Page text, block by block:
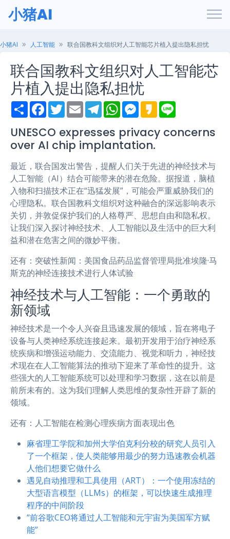
小猪AI
小猪AI 人工智能 联合国教科文组织对人工智能芯片植入提出隐私担忧
联合国教科文组织对人工智能芯
片植入提出隐私担忧
S
h
r
e
F
a
e
b
o
k
T
w
t
t
e
E
m
i
l
T
e
e
g
r
m
W
h
t
s
A
p
M
e
s
e
n
e
r
K
a
a
o
e
UNESCO expresses privacy concerns
over AI chip implantation.
最近，联合国发出警告，提醒人们关于先进的神经技术与
人工智能（AI）结合可能带来的潜在危险。据报道，脑植
入物和扫描技术正在“迅猛发展”，可能会严重威胁我们的
心理隐私。联合国教科文组织对这种融合的深远影响表示
关切，并敦促保护我们的人格尊严、思想自由和隐私权。
让我们深入探讨神经技术、人工智能以及生活中的巨大利
益和潜在危害之间的微妙平衡。
还有：突破性新闻：美国食品药品监督管理局批准埃隆·马
斯克的神经连接技术进行人体试验
神经技术与人工智能：一个勇敢的
新领域
神经技术是一个令人兴奋且迅速发展的领域，旨在将电子
设备与人类神经系统连接起来。最初开发用于治疗神经系
统疾病和增强运动能力、交流能力、视觉和听力，神经技
术现在在人工智能算法的推动下迎来了革命性的提升。这
些强大的人工智能系统可以处理和学习数据，这在以前是
前所未有的。这为我们理解人类思维的复杂性开辟了新的
领域。
还有：人工智能在检测心理疾病方面表现出色
麻省理工学院和加州大学伯克利分校的研究人员引入
了一个框架，使人类能够用最少的努力迅速教会机器
人他们想要它做什么
遇见自动推理和工具使用（ART）：一个使用冻结的
大型语言模型（LLMs）的框架，可以快速生成推理
程序的中间阶段
“前谷歌CEO将通过人工智能和元宇宙为美国军方赋
能”